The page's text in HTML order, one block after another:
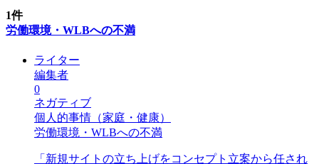
1件
労働環境・WLBへの不満
ライター
編集者
0
ネガティブ
個人的事情（家庭・健康）
労働環境・WLBへの不満
「 新規サイトの立ち上げをコンセプト立案から任され